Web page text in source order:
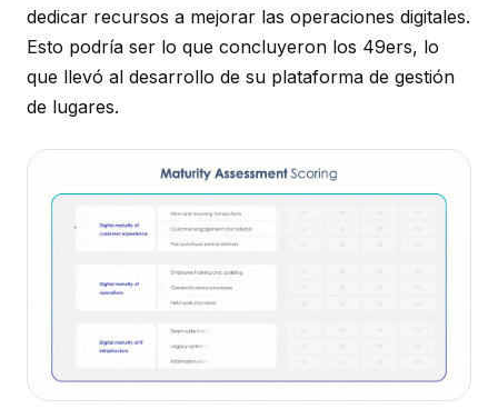
dedicar recursos a mejorar las operaciones digitales.
Esto podría ser lo que concluyeron los 49ers, lo
que llevó al desarrollo de su plataforma de gestión
de lugares.